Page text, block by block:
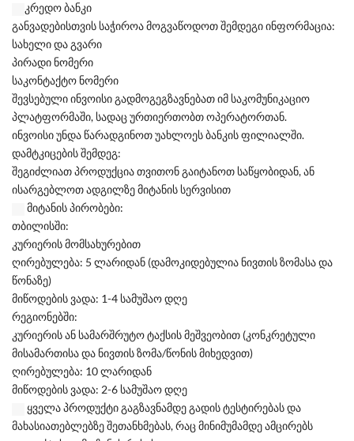
კრედო ბანკი
განვადებისთვის საჭიროა მოგვაწოდოთ შემდეგი ინფორმაცია:
სახელი და გვარი
პირადი ნომერი
საკონტაქტო ნომერი
შევსებული ინვოისი გადმოგეგზავნებათ იმ საკომუნიკაციო
პლატფორმაში, სადაც ურთიერთობთ ოპერატორთან.
ინვოისი უნდა წარადგინოთ უახლოეს ბანკის ფილიალში.
დამტკიცების შემდეგ:
შეგიძლიათ პროდუქცია თვითონ გაიტანოთ საწყობიდან, ან
ისარგებლოთ ადგილზე მიტანის სერვისით
მიტანის პირობები:
თბილისში:
კურიერის მომსახურებით
ღირებულება: 5 ლარიდან (დამოკიდებულია ნივთის ზომასა და
წონაზე)
მიწოდების ვადა: 1-4 სამუშაო დღე
რეგიონებში:
კურიერის ან სამარშრუტო ტაქსის მეშვეობით (კონკრეტული
მისამართისა და ნივთის ზომა/წონის მიხედვით)
ღირებულება: 10 ლარიდან
მიწოდების ვადა: 2-6 სამუშაო დღე
ყველა პროდუქტი გაგზავნამდე გადის ტესტირებას და
მახასიათებლებზე შეთანხმებას, რაც მინიმუმამდე ამცირებს